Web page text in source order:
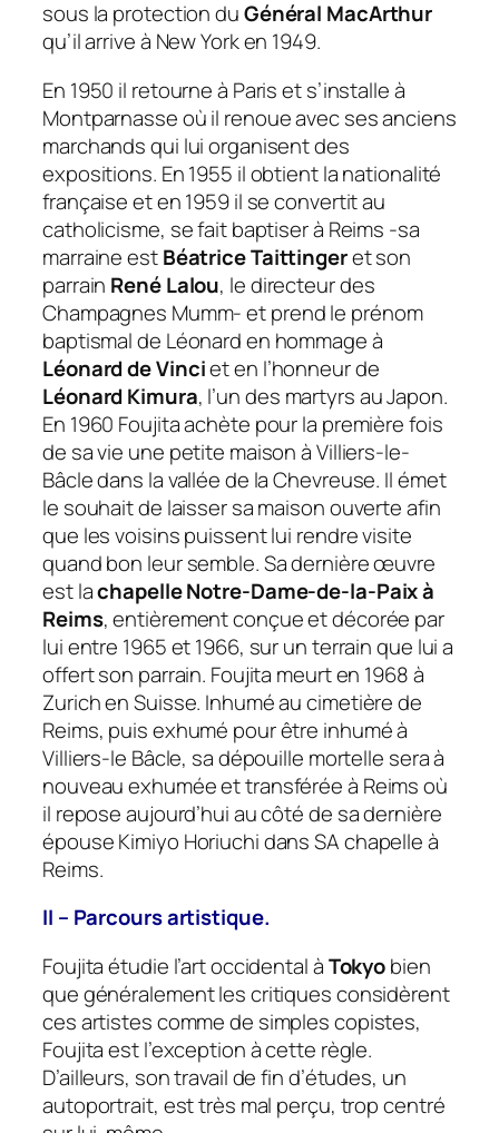
sous la protection duGénéral MacArthur
qu’il arrive à New York en 1949.
En 1950 il retourne à Paris et s’installe à
Montparnasse où il renoue avec ses anciens
marchands qui lui organisent des
expositions. En 1955 il obtient la nationalité
française et en 1959 il se convertit au
catholicisme, se fait baptiser à Reims -sa
marraine estBéatrice Taittingeret son
parrain René Lalou, le directeur des
Champagnes Mumm- et prend le prénom
baptismal de Léonard en hommage à
Léonard de Vinciet en l’honneur de
Léonard Kimura, l’un des martyrs au Japon.
En 1960 Foujita achète pour la première fois
de sa vie une petite maison à Villiers-le-
Bâcle dans la vallée de la Chevreuse. Il émet
le souhait de laisser sa maison ouverte afin
que les voisins puissent lui rendre visite
quand bon leur semble. Sa dernière œuvre
est lachapelle Notre-Dame-de-la-Paix à
Reims, entièrement conçue et décorée par
lui entre 1965 et 1966, sur un terrain que lui a
offert son parrain. Foujita meurt en 1968 à
Zurich en Suisse. Inhumé au cimetière de
Reims, puis exhumé pour être inhumé à
Villiers-le Bâcle, sa dépouille mortelle sera à
nouveau exhumée et transférée à Reims où
il repose aujourd’hui au côté de sa dernière
épouse Kimiyo Horiuchi dans SA chapelle à
Reims.
II – Parcours artistique.
Foujita étudie l’art occidental àTokyobien
que généralement les critiques considèrent
ces artistes comme de simples copistes,
Foujita est l’exception à cette règle.
D’ailleurs, son travail de fin d’études, un
autoportrait, est très mal perçu, trop centré